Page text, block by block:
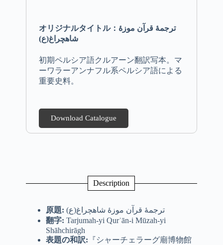
オリジナルタイトル：ترجمهٔ قرآن موزۀ
شاهچراغ(ع)
初期ペルシア語クルアーン翻訳写本。マ
ーワラーアンナフル系ペルシア語による
重要史料。
Download Catalogue
Description
原題: ترجمهٔ قرآن موزۀ شاهچراغ(ع)
翻字: Tarjumah-yi Qurʾān-i Mūzah-yi
Shāhchirāgh
表題の和訳: 『シャーチェラーグ廟博物館